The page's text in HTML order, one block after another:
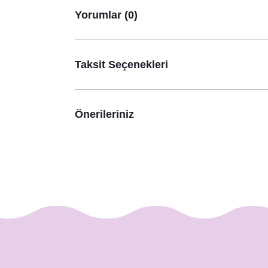
Yorumlar (0)
Taksit Seçenekleri
Önerileriniz